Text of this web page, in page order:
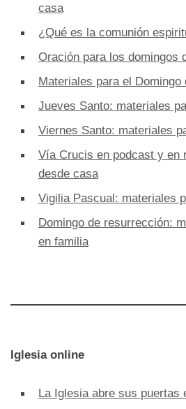
casa
¿Qué es la comunión
Oración para los domingos
Materiales para el Domingo
Jueves Santo: materiales
Viernes Santo: materiales
Vía Crucis en podcast y en
desde casa
Vigilia Pascual: materiales
Domingo de resurrección:
en familia
Iglesia online
La Iglesia abre sus puertas